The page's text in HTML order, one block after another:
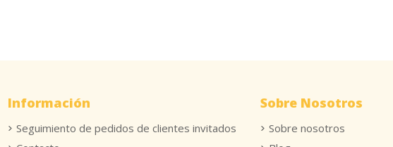
Información
Seguimiento de pedidos de clientes invitados
Sobre Nosotros
Sobre nosotros